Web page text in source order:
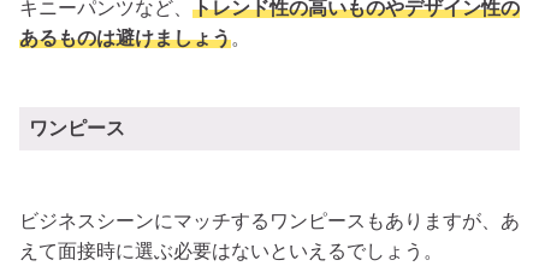
キニーパンツなど、 トレンド性の高いものやデザイン性の
あるものは避けましょう。
ワンピース
ビジネスシーンにマッチするワンピースもありますが、あ
えて面接時に選ぶ必要はないといえるでしょう。